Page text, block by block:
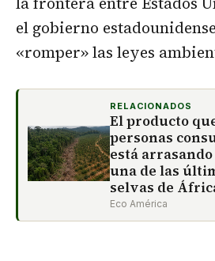
el gobierno
«romper» las leyes
RELACIONADOS
El producto
personas
está
una de las
selvas de
Eco América